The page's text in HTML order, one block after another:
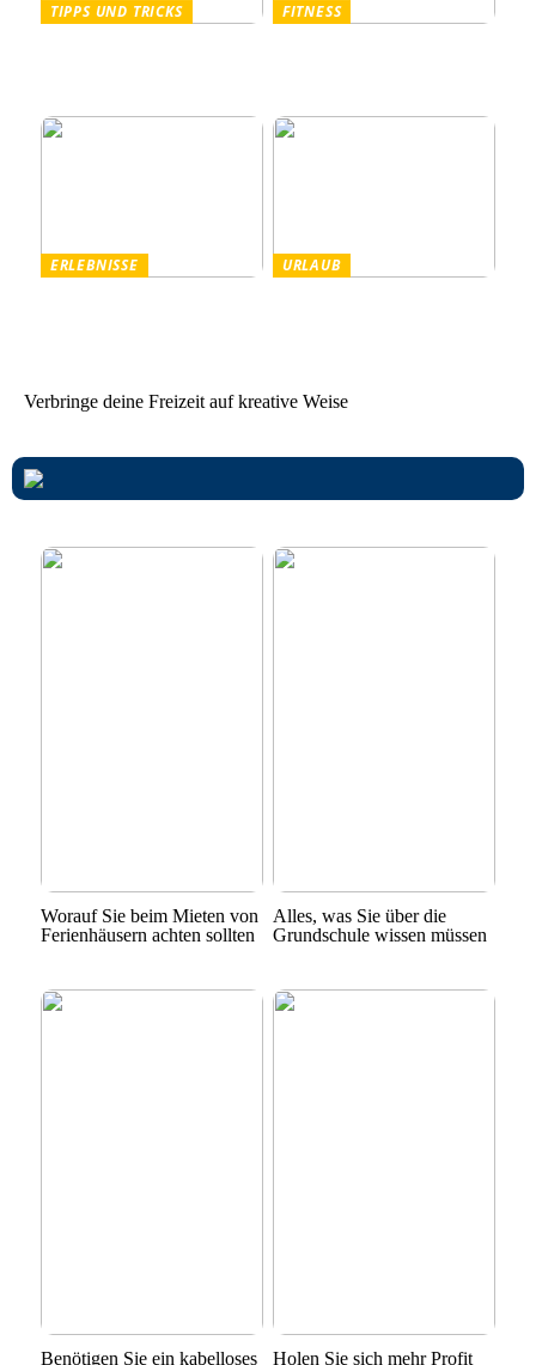
TIPPS UND TRICKS
FITNESS
ERLEBNISSE
URLAUB
Verbringe deine Freizeit auf kreative Weise
Worauf Sie beim Mieten von
Ferienhäusern achten sollten
Alles, was Sie über die
Grundschule wissen müssen
Benötigen Sie ein kabelloses Holen Sie sich mehr Profit